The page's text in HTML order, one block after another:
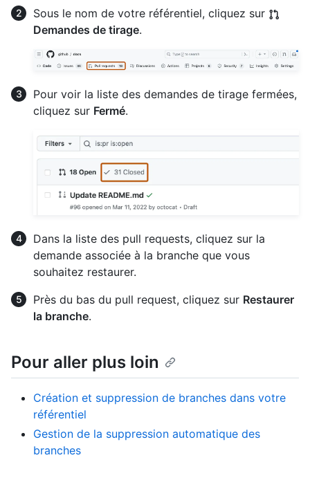
Sous le nom de votre référentiel, cliquez sur
Demandes de tirage.
Pour voir la liste des demandes de tirage fermées,
cliquez sur Fermé.
Dans la liste des pull requests, cliquez sur la
demande associée à la branche que vous
souhaitez restaurer.
Près du bas du pull request, cliquez sur Restaurer
la branche.
Pour aller plus loin
Création et suppression de branches dans votre
référentiel
Gestion de la suppression automatique des
branches